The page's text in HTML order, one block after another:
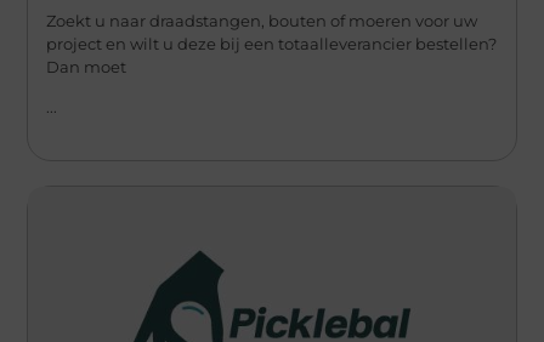
Zoekt u naar draadstangen, bouten of moeren voor uw
project en wilt u deze bij een totaalleverancier bestellen?
Dan moet